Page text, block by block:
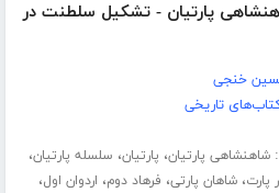
پارتیان - تشکیل سلطنت در
خنجی
تاریخی
شاهنشاهی پارتیان، پارتیان، سلسله پارتیان،
پارت،شاهان پارتی، فرهاد دوم، اردوان اول،